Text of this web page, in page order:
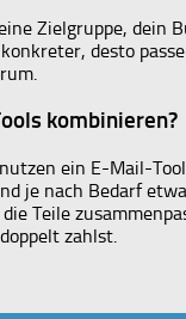
Zielgruppe, dein
desto
kombinieren?
ein E-Mail-
je nach Bedarf
Teile
zahlst.